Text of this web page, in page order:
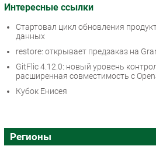
Интересные ссылки
Стартовал цикл обновления
данных
restore: открывает предзаказ на
GitFlic 4.12.0: новый уровень
расширенная совместимость с
Кубок Енисея
Регионы